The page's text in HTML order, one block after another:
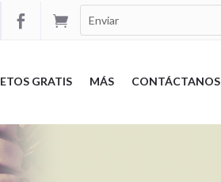


GRATIS MÁS CONTÁCTANOS